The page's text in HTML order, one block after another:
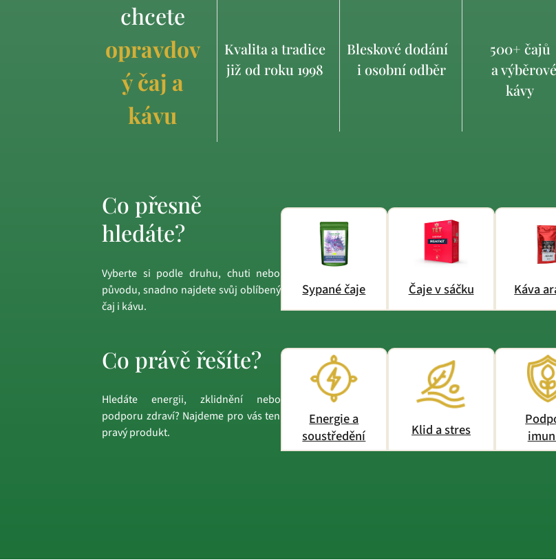
chcete
opravdov
ý čaj a
kávu
Kvalita a tradice
již od roku 1998
Bleskové dodání
i osobní odběr
500+ čajů
a výběrové
kávy
Co přesně
hledáte?
Vyberte si podle druhu, chuti nebo
původu, snadno najdete svůj oblíbený
čaj i kávu.
Sypané čaje Čaje v sáčku Káva
Co právě řešíte?
Hledáte energii, zklidnění nebo
podporu zdraví? Najdeme pro vás ten
pravý produkt.
Energie a
soustředění
Klid a stres